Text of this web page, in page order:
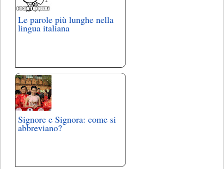
Le parole più lunghe nella
lingua italiana
Signore e Signora: come si
abbreviano?